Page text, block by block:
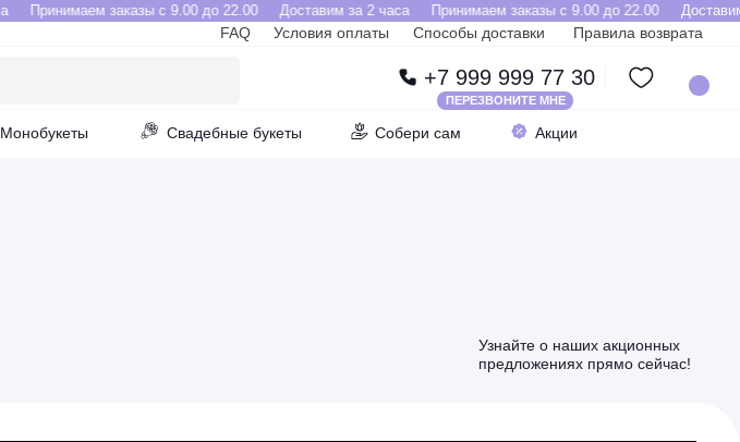
Принимаем заказы с 9.00 до 22.00 Доставим за 2 часа Принимаем заказы с 9.00 до 22.00
Свадебные букеты Собери сам
+7 999 999 77 30
Способы доставки Правила возврата
Условия оплаты
Акции
Монобукеты
FAQ
ПЕРЕЗВОНИТЕ МНЕ
Узнайте о наших акционных
предложениях прямо сейчас!